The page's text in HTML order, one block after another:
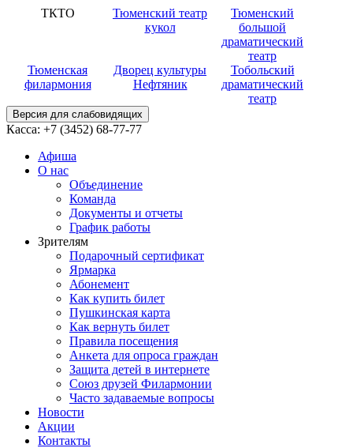
ТКТО
Тюменский театр
кукол
Тюменский
большой
драматический
театр
Тюменская
филармония
Дворец культуры
Нефтяник
Тобольский
драматический
театр
Версия для слабовидящих
Касса: +7 (3452) 68-77-77
Афиша
О нас
Объединение
Команда
Документы и отчеты
График работы
Зрителям
Подарочный сертификат
Ярмарка
Абонемент
Как купить билет
Пушкинская карта
Как вернуть билет
Правила посещения
Анкета для опроса граждан
Защита детей в интернете
Союз друзей Филармонии
Часто задаваемые вопросы
Новости
Акции
Контакты